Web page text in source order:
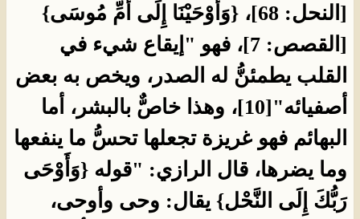
[النحل: 68]، {وَأَوْحَيْنَا إِلَى أُمِّ مُوسَى}
[القصص: 7]، فهو "إيقاع شيء في
القلب يطمئنُّ له الصدر، ويخص به بعض
أصفيائه"[10]، وهذا خاصٌّ بالبشر، أما
البهائم فهو غريزة تجعلها تحسُّ ما ينفعها
وما يضرها، قال الرازي: "قوله {وَأَوْحَى
رَبُّكَ إِلَى النَّحْل} يقال: وحى وأوحى،